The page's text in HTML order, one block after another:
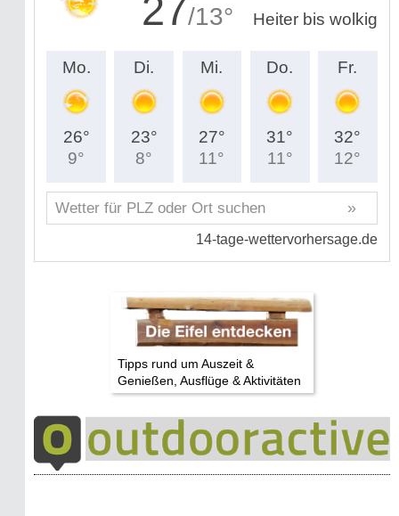
Tipps rund um Auszeit &
Genießen, Ausflüge & Aktivitäten